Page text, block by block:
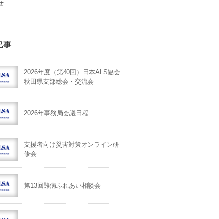
事
2026年度（第40回）日本ALS協会
秋田県支部総会・交流会
2026年事務局会議日程
支援者向け災害対策オンライン研
修会
第13回難病ふれあい相談会